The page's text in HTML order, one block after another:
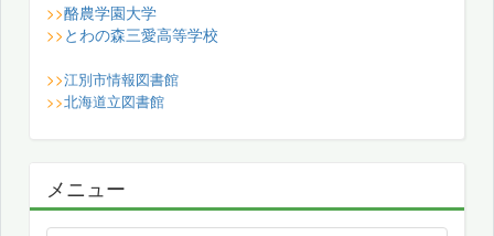
>>酪農学園大学
>> とわの森三愛高等学校
>>江別市情報図書館
>>北海道立図書館
メニュー